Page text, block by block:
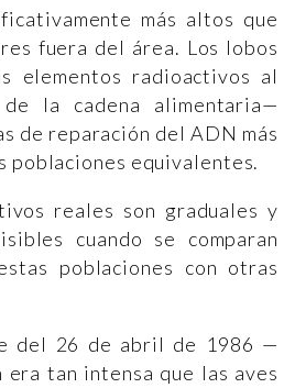
más altos que
fuera del área. Los lobos
elementos radioactivos al
la cadena alimentaria—
de reparación del ADN más
poblaciones equivalentes.
reales son graduales y
cuando se comparan
poblaciones con otras
del 26 de abril de 1986 —
era tan intensa que las aves